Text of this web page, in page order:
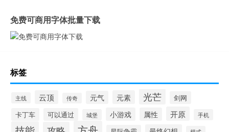
免费可商用字体批量下载
标签
主线 云顶 传奇 元气 元素 光芒
剑网
卡丁车
可以通过 城堡 小游戏 属性 开原 手机